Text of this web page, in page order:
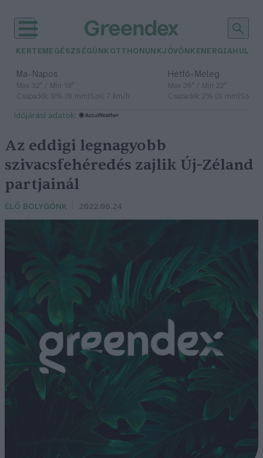
KERTEM EGÉSZSÉGÜNK OTTHONUNKJÖVŐNK ENERGIA
Ma– Napos
Max 32° / Min 18°
Csapadék: 0% (0 mm)Szél: 7 km/h
Hétfő– Meleg
Max 36° / Min 22°
Csapadék: 2% (0 mm)Szél:
időjárási adatok:
Az eddigi legnagyobb
szivacsfehéredés zajlik Új-Zéland
partjainál
ÉLŐ BOLYGÓNK 2022.06.24